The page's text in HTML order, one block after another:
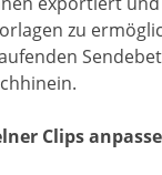
zu
Clips